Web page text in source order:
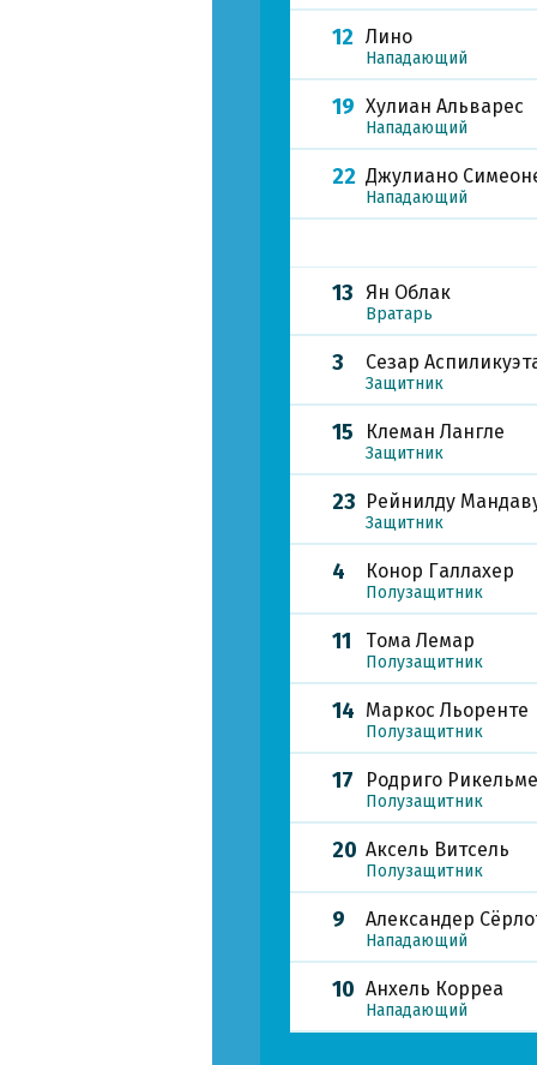
12 Лино
Нападающий
19 Хулиан Альварес
Нападающий
22 Джулиано
Нападающий
13 Ян Облак
Вратарь
3 Сезар
Защитник
15 Клеман Лангле
Защитник
23 Рейнилду
Защитник
4 Конор Галлахер
Полузащитник
11 Тома Лемар
Полузащитник
14 Маркос Льоренте
Полузащитник
17 Родриго Рикельме
Полузащитник
20 Аксель Витсель
Полузащитник
9 Александер
Нападающий
10 Анхель Корреа
Нападающий